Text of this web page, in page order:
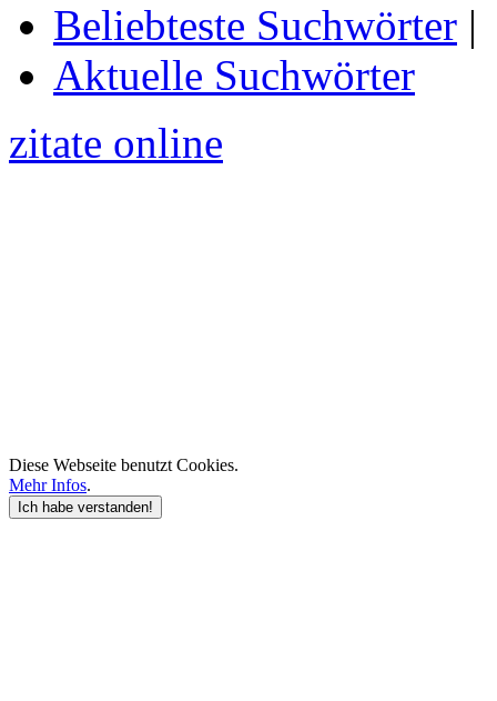
Beliebteste Suchwörter |
Aktuelle Suchwörter
zitate online
Diese Webseite benutzt Cookies.
Mehr Infos.
Ich habe verstanden!